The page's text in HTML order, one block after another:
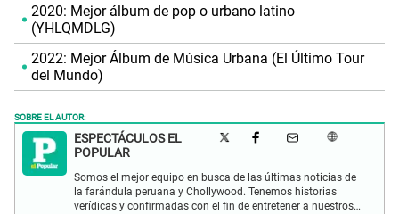
2020: Mejor álbum de pop o urbano latino
(YHLQMDLG)
2022: Mejor Álbum de Música Urbana (El Último Tour
del Mundo)
SOBRE EL AUTOR:
ESPECTÁCULOS EL
POPULAR
Somos el mejor equipo en busca de las últimas noticias de
la farándula peruana y Chollywood. Tenemos historias
verídicas y confirmadas con el fin de entretener a nuestros